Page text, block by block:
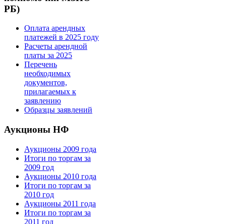
РБ)
Оплата арендных
платежей в 2025 году
Расчеты арендной
платы за 2025
Перечень
необходимых
документов,
прилагаемых к
заявлению
Образцы заявлений
Аукционы НФ
Аукционы 2009 года
Итоги по торгам за
2009 год
Аукционы 2010 года
Итоги по торгам за
2010 год
Аукционы 2011 года
Итоги по торгам за
2011 год